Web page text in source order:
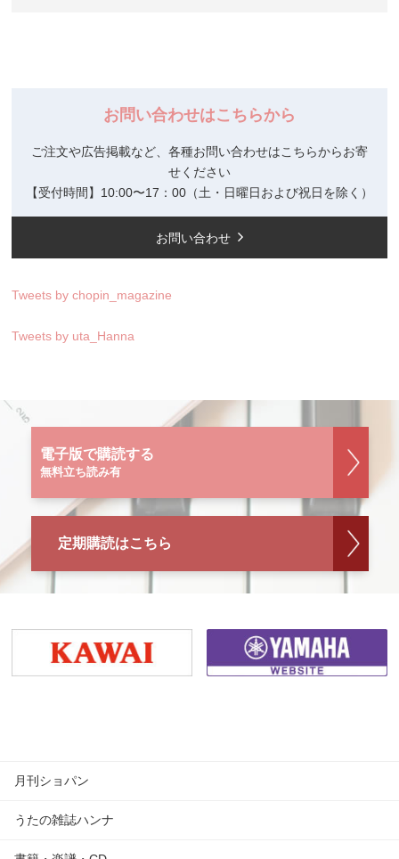
お問い合わせはこちらから
ご注文や広告掲載など、各種お問い合わせはこちらからお寄
せください
【受付時間】10:00〜17：00（土・日曜日および祝日を除く）
お問い合わせ
Tweets by chopin_magazine
Tweets by uta_Hanna
電子版で購読する
無料立ち読み有
定期購読はこちら
月刊ショパン
うたの雑誌ハンナ